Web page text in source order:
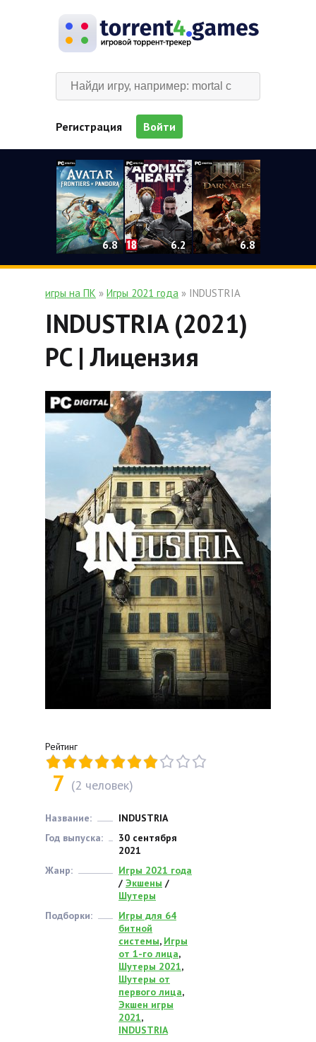
Регистрация Войти
6.8 6.2 6.8
игры на ПК » Игры 2021 года » INDUSTRIA
INDUSTRIA (2021)
PC | Лицензия
Рейтинг
7 (2 человек)
Название:
INDUSTRIA
Год выпуска:
30 сентября
2021
Жанр:
Игры 2021 года
/ Экшены /
Шутеры
Подборки:
Игры для 64
битной
системы, Игры
от 1-го лица,
Шутеры 2021,
Шутеры от
первого лица,
Экшен игры
2021,
INDUSTRIA